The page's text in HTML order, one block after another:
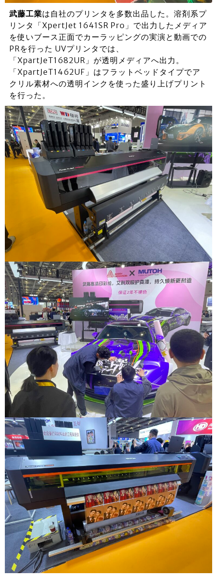
武藤工業は自社のプリンタを多数出品した。溶剤系プ
リンタ「XpertJet 1641SR Pro」で出力したメディア
を使いブース正面でカーラッピングの実演と動画での
PRを行った UVプリンタでは、
「XpartJeT1682UR」が透明メディアへ出力。
「XpartJeT1462UF」はフラットベッドタイプでア
クリル素材への透明インクを使った盛り上げプリント
を行った。